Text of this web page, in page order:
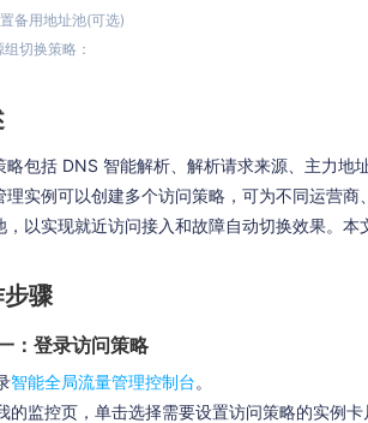
备用地址池(可选)
组切换策略：
略包括 DNS 智能解析、解析请求来源、主力地
理实例可以创建多个访问策略，可为不同运营
，以实现就近访问接入和故障自动切换效果。本
骤
：登录访问策略
智能全局流量管理控制台。
的监控页，单击选择需要设置访问策略的实例卡